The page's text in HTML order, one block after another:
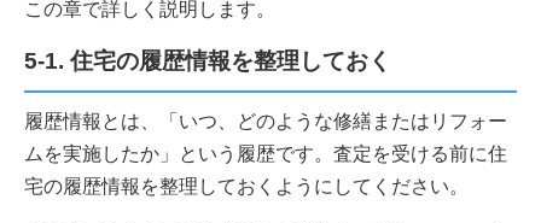
この章で詳しく説明します。
5-1. 住宅の履歴情報を整理しておく
履歴情報とは、「いつ、どのような修繕またはリフォー
ムを実施したか」という履歴です。査定を受ける前に住
宅の履歴情報を整理しておくようにしてください。